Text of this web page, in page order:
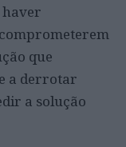
que
a derrotar
a solução